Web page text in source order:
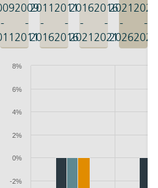
-
2009
-
2011
2011
-
2016
2011
-
2016
2016
-
2021
2016
-
2021
2021
-
2026
2021
-
2026